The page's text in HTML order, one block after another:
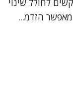
מאפשר הזדמ...